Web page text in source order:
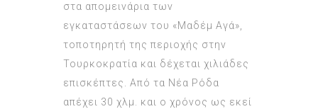
στα απομεινάρια των
εγκαταστάσεων του «Μαδέμ Αγά»,
τοποτηρητή της περιοχής στην
Τουρκοκρατία και δέχεται χιλιάδες
επισκέπτες. Από τα Νέα Ρόδα
απέχει 30 χλμ. και ο χρόνος ως εκεί